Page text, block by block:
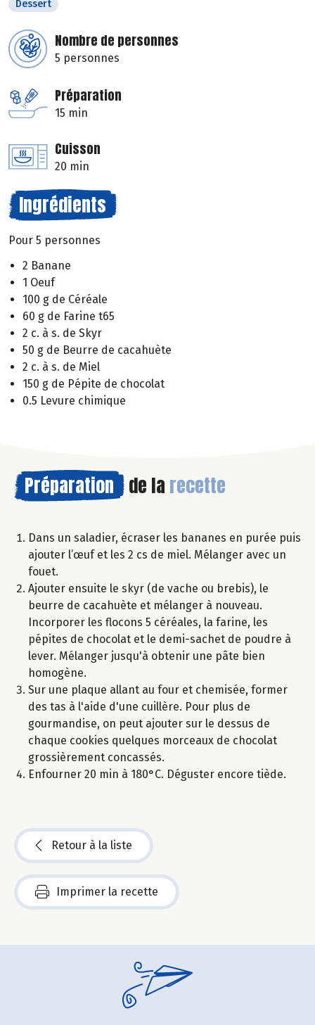
Dessert
Nombre de personnes
5 personnes
Préparation
15 min
Cuisson
20 min
Ingrédients
Pour 5 personnes
2 Banane
1 Oeuf
100 g de Céréale
60 g de Farine t65
2 c. à s. de Skyr
50 g de Beurre de cacahuète
2 c. à s. de Miel
150 g de Pépite de chocolat
0.5 Levure chimique
Préparation de la recette
Dans un saladier, écraser les bananes en purée puis
ajouter l’œuf et les 2 cs de miel. Mélanger avec un
fouet.
Ajouter ensuite le skyr (de vache ou brebis), le
beurre de cacahuète et mélanger à nouveau.
Incorporer les flocons 5 céréales, la farine, les
pépites de chocolat et le demi-sachet de poudre à
lever. Mélanger jusqu'à obtenir une pâte bien
homogène.
Sur une plaque allant au four et chemisée, former
des tas à l'aide d'une cuillère. Pour plus de
gourmandise, on peut ajouter sur le dessus de
chaque cookies quelques morceaux de chocolat
grossièrement concassés.
Enfourner 20 min à 180°C. Déguster encore tiède.
Retour à la liste
Imprimer la recette